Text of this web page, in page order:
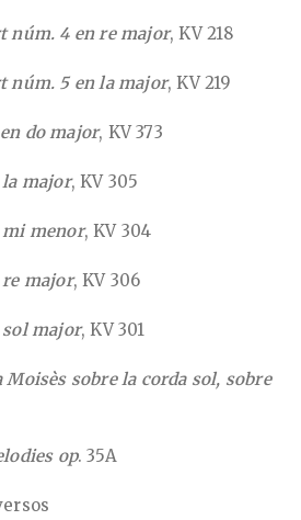
núm. 4 en re major, KV 218
núm. 5 en la major, KV 219
do major, KV 373
la major, KV 305
mi menor, KV 304
re major, KV 306
sol major, KV 301
Moisès sobre la corda sol, sobre
op. 35A